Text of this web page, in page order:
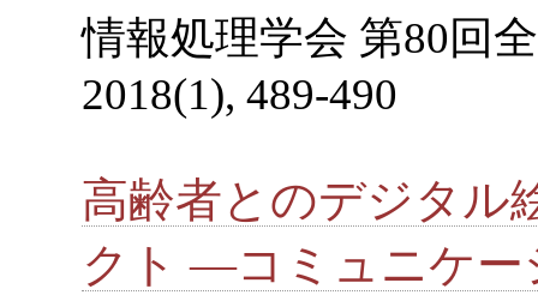
情報処理学会 第80回
2018(1), 489-490
高齢者とのデジタル
クト ―コミュニケー